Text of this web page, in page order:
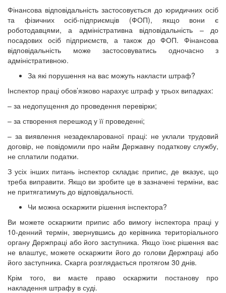
Фінансова відповідальність застосовується до юридичних осіб
та фізичних осіб-підприємців (ФОП), якщо вони є
роботодавцями, а адміністративна відповідальність – до
посадових осіб підприємств, а також до ФОП. Фінансова
відповідальність може застосовуватись одночасно з
адміністративною.
За які порушення на вас можуть накласти штраф?
Інспектор праці обов’язково нарахує штраф у трьох випадках:
– за недопущення до проведення перевірки;
– за створення перешкод у її проведенні;
– за виявлення незадекларованої праці: не уклали трудовий
договір, не повідомили про найм Державну податкову службу,
не сплатили податки.
З усіх інших питань інспектор складає припис, де вказує, що
треба виправити. Якщо ви зробите це в зазначені терміни, вас
не притягатимуть до відповідальності.
Чи можна оскаржити рішення інспектора?
Ви можете оскаржити припис або вимогу інспектора праці у
10-денний термін, звернувшись до керівника територіального
органу Держпраці або його заступника. Якщо їхнє рішення вас
не влаштує, можете оскаржити його до голови Держпраці або
його заступника. Скарга розглядається протягом 30 днів.
Крім того, ви маєте право оскаржити постанову про
накладення штрафу в суді.